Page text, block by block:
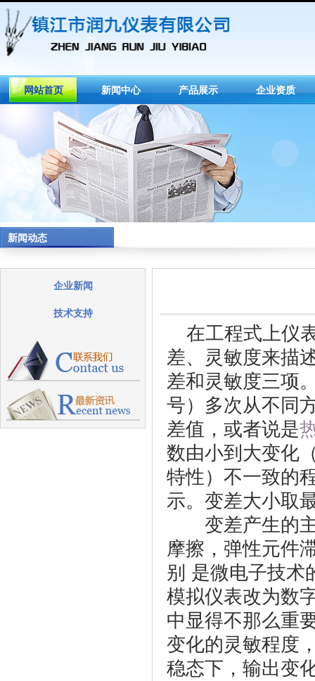
网站首页 新闻中心 产品展示 企业资质
新闻动态
企业新闻
技术支持
在工程式上仪
差、灵敏度来描
差和灵敏度三项
号）多次从不同
差值，或者说是
数由小到大变化
特性）不一致的
示。变差大小取
变差产生的主
摩擦，弹性元件
别 是微电子技术
模拟仪表改为数
中显得不那么
变化的灵敏程度
稳态下，输出